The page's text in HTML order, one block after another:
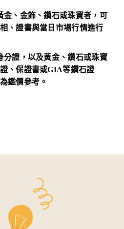
金、金飾、鑽石或珠寶者，可
、證書與當日市場行情進行
分證，以及黃金、鑽石或珠寶
、保證書或GIA等鑽石證
鑑價參考。